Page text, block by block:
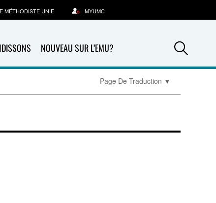
NOUVEAU SUR L’EMU?
MÉTHODISTE UNIE MYUMC
Page De Traduction ▼